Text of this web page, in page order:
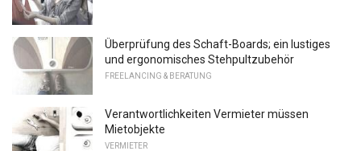
Überprüfung des Schaft-Boards; ein lustiges
und ergonomisches Stehpultzubehör
FREELANCING & BERATUNG
Verantwortlichkeiten Vermieter müssen
Mietobjekte
VERMIETER